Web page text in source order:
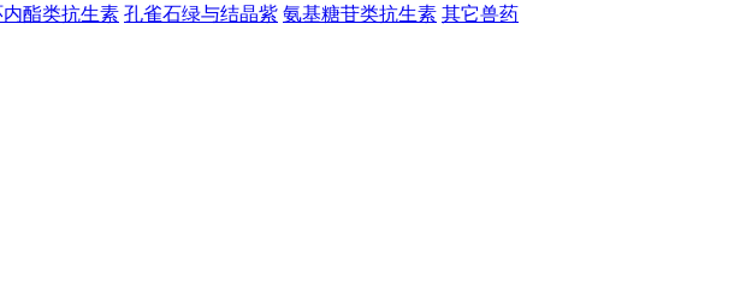
内酯类抗生素 孔雀石绿与结晶紫 氨基糖苷类抗生素 其它兽药